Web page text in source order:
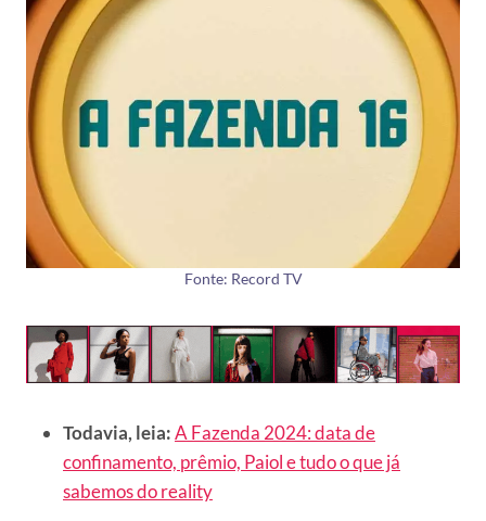
Fonte: Record TV
Todavia, leia:A Fazenda 2024: data de
confinamento, prêmio, Paiol e tudo o que já
sabemos do reality